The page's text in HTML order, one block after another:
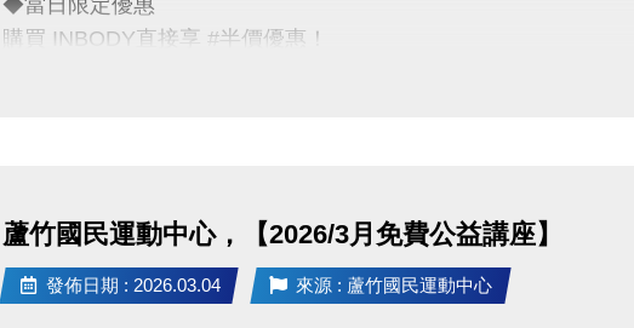
購買 INBODY直接享 #半價優惠！
連絡資訊
-洽詢專線：03-2639066 #301、302
-官網 : https://www.lzsports.com.tw/zh_TW/news/pageID/1/
蘆竹國民運動中心，【2026/3月免費公益講座】
發佈日期 : 2026.03.04 來源 : 蘆竹國民運動中心